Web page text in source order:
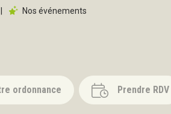
Nos événements
ordonnance Prendre RDV